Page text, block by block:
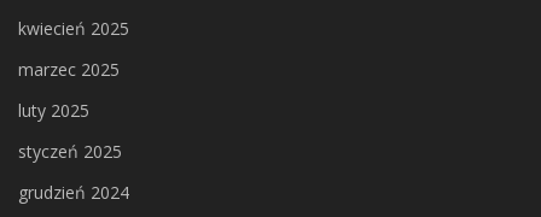
kwiecień 2025
marzec 2025
luty 2025
styczeń 2025
grudzień 2024